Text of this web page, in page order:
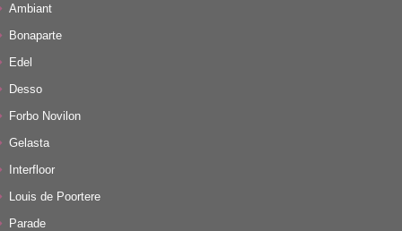
Ambiant
Bonaparte
Edel
Desso
Forbo Novilon
Gelasta
Interfloor
Louis de Poortere
Parade